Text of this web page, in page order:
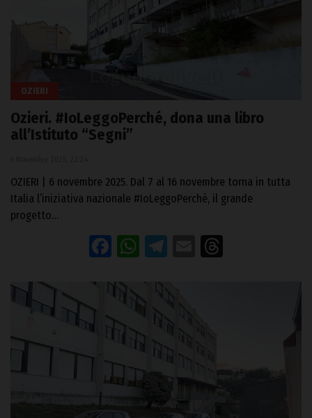
OZIERI
Ozieri. #IoLeggoPerché, dona una libro
all’Istituto “Segni”
OZIERI | 6 novembre 2025. Dal 7 al 16 novembre torna in tutta
Italia l’iniziativa nazionale #IoLeggoPerché, il grande
progetto…
Facebook
WhatsApp
Telegram
Email